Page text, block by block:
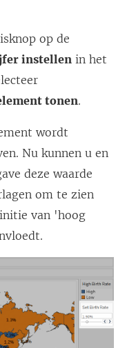
op de
instellen in het
tonen.
wordt
Nu kunnen u en
deze waarde
om te zien
van 'hoog